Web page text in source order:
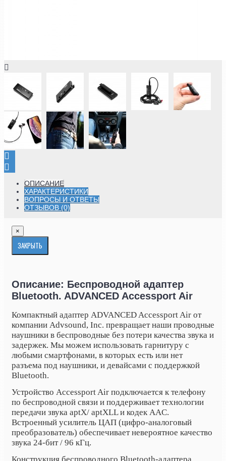
ОПИСАНИЕ
ХАРАКТЕРИСТИКИ
ВОПРОСЫ И ОТВЕТЫ
ОТЗЫВОВ (0)
×
ЗАКРЫТЬ
Описание: Беспроводной адаптер
Bluetooth. ADVANCED Accessport Air
Компактный адаптер ADVANCED Accessport Air от
компании Advsound, Inc. превращает наши проводные
наушники в беспроводные без потери качества звука и
задержек. Мы можем использовать гарнитуру с
любыми смартфонами, в которых есть или нет
разъема под наушники, и девайсами с поддержкой
Bluetooth.
Устройство Accessport Air подключается к телефону
по беспроводной связи и поддерживает технологии
передачи звука aptX/ aptXLL и кодек AAC.
Встроенный усилитель ЦАП (цифро-аналоговый
преобразователь) обеспечивает невероятное качество
звука 24-бит / 96 кГц.